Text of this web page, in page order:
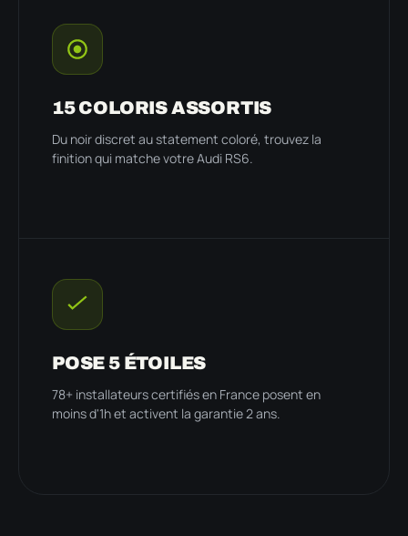
15 COLORIS ASSORTIS
Du noir discret au statement coloré, trouvez la
finition qui matche votre Audi RS6.
POSE 5 ÉTOILES
78+ installateurs certifiés en France posent en
moins d'1h et activent la garantie 2 ans.